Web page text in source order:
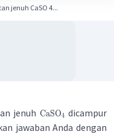
jenuh CaSO 4...
jenuh CaSO4 dicampur
jawaban Anda dengan